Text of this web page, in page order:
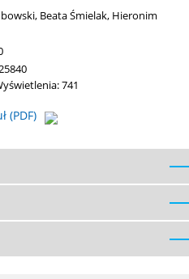
, Beata Śmielak, Hieronim
(PDF)
741